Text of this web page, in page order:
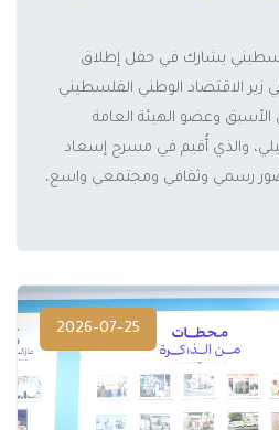
يشارك في حفل إطلاق
زير الاقتصاد الوطني الفلسطيني
الأسبق وعضو الهيئة العامة
والذي أُقيم في مسرح إسعاد
رسمي وثقافي ومجتمعي واسع،
2026-07-25